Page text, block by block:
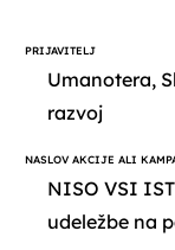
Umanotera,
razvoj
NISO VSI
udeležbe na